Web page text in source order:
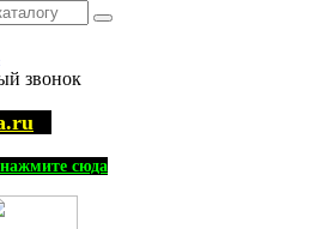
звонок
сюда